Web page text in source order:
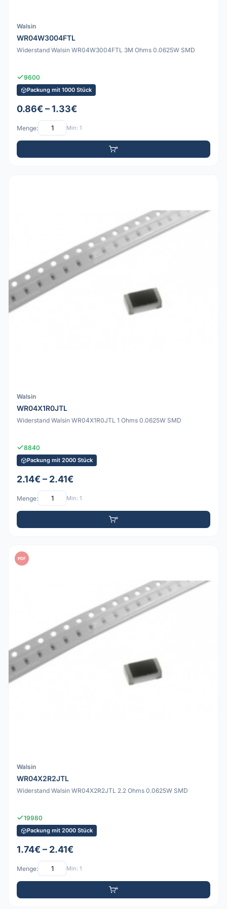
Walsin
WR04W3004FTL
Widerstand Walsin WR04W3004FTL 3M Ohms 0.0625W SMD
9600
Packung mit 1000 Stück
0.86€ – 1.33€
Menge: Min: 1
Walsin
WR04X1R0JTL
Widerstand Walsin WR04X1R0JTL 1 Ohms 0.0625W SMD
8840
Packung mit 2000 Stück
2.14€ – 2.41€
Menge: Min: 1
PDF
Walsin
WR04X2R2JTL
Widerstand Walsin WR04X2R2JTL 2.2 Ohms 0.0625W SMD
19980
Packung mit 2000 Stück
1.74€ – 2.41€
Menge: Min: 1